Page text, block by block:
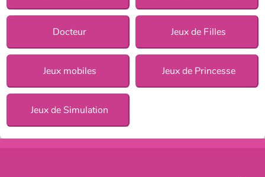
Docteur Jeux de Filles
Jeux mobiles Jeux de Princesse
Jeux de Simulation